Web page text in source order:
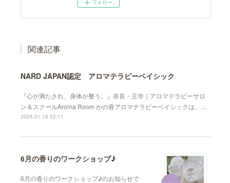
フォロー
関連記事
NARD JAPAN認定 アロマテラピーベイシック
『心が満たされ、身体が整う。』奈良・王寺｜アロマテラピーサロ
ン＆スクールAroma Room かの香アロマテラピーベイシックは、…
2024.01.18 02:11
6月の香りのワークショップ♪︎
6月の香りのワークショップ♪︎のお知らせで